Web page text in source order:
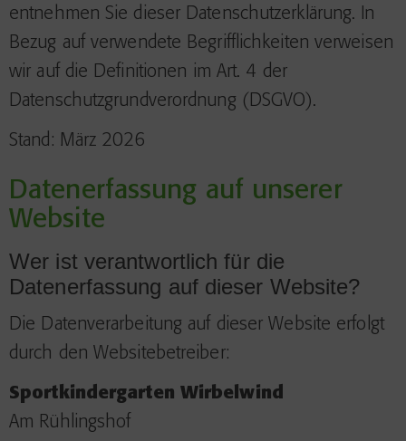
entnehmen Sie dieser Datenschutzerklärung. In
Bezug auf verwendete Begrifflichkeiten verweisen
wir auf die Definitionen im Art. 4 der
Datenschutzgrundverordnung (DSGVO).
Stand: März 2026
Datenerfassung auf unserer
Website
Wer ist verantwortlich für die
Datenerfassung auf dieser Website?
Die Datenverarbeitung auf dieser Website erfolgt
durch den Websitebetreiber:
Sportkindergarten Wirbelwind
Am Rühlingshof